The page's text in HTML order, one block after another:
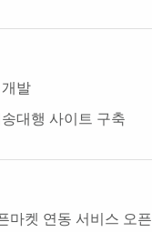
발
대행사이트구축
마켓연동서비스오픈